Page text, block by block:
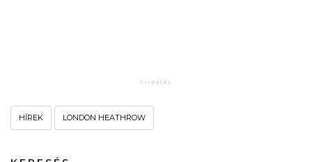
HÍREK LONDON HEATHROW